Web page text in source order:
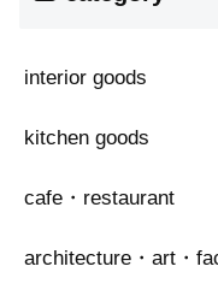
interior goods
kitchen goods
cafe・restaurant
architecture・art・